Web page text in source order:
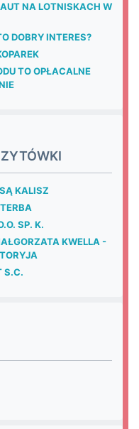
NA LOTNISKACH W
DOBRY INTERES?
TO OPŁACALNE
KALISZ
SP. K.
KWELLA -
S.C.